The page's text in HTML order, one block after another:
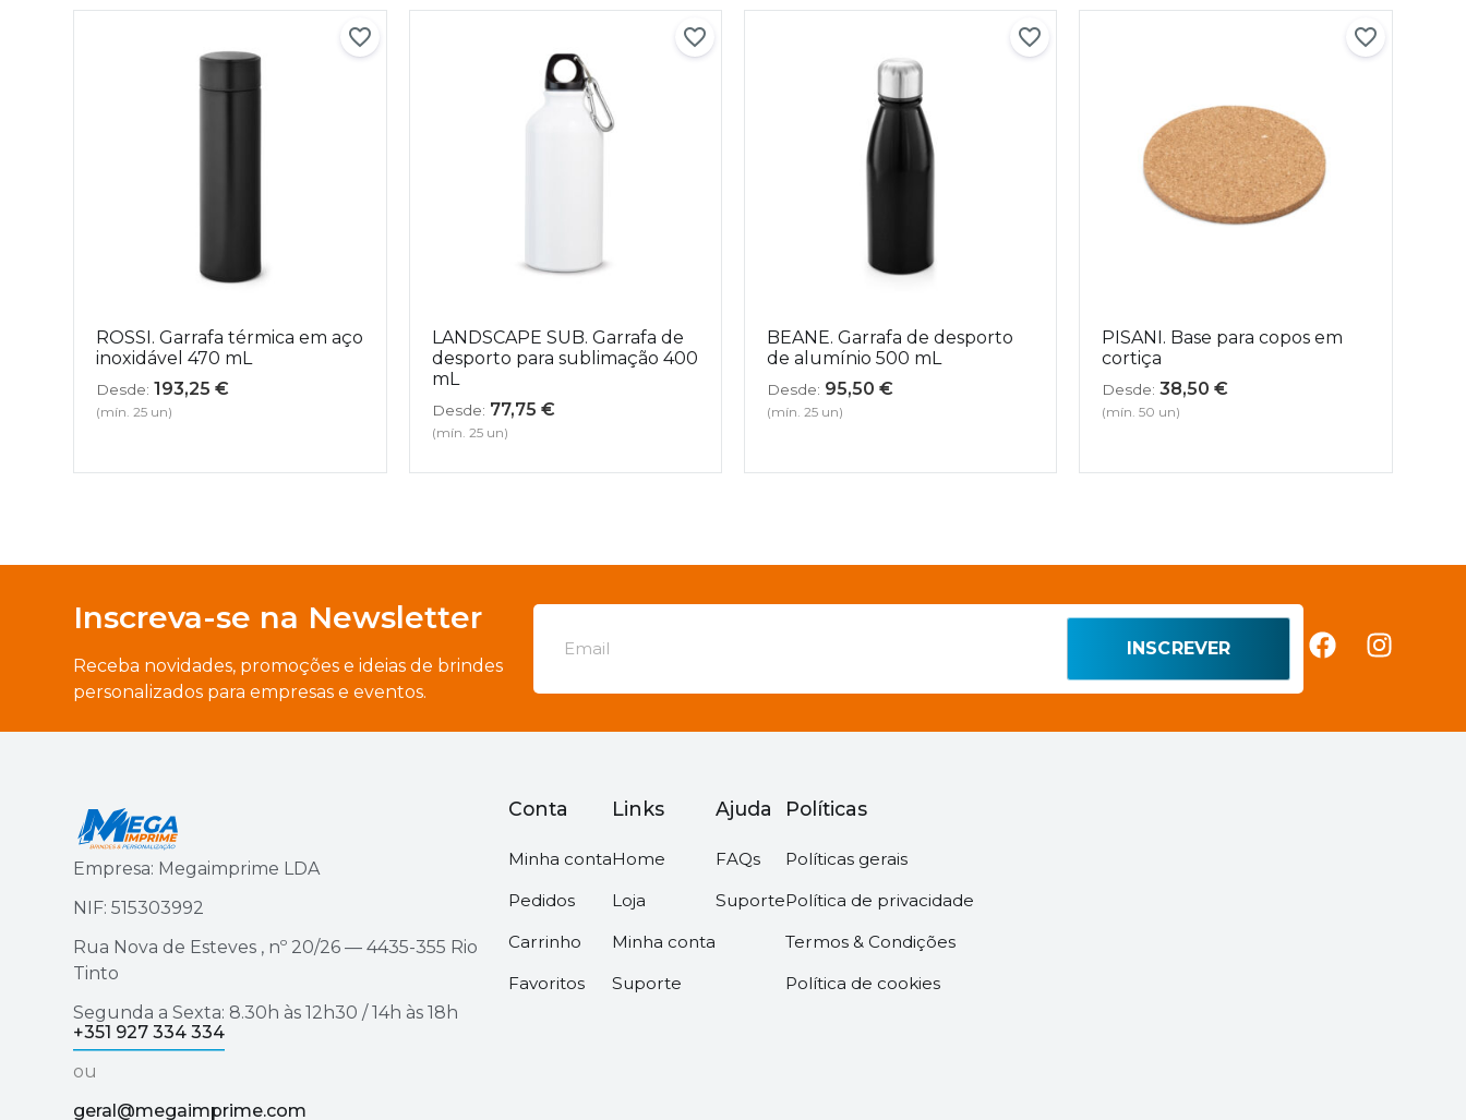
ROSSI. Garrafa térmica em aço
inoxidável 470 mL
Desde: 193,25€
(mín. 25 un)
LANDSCAPE SUB. Garrafa de
desporto para sublimação 400
mL
Desde: 77,75 €
(mín. 25 un)
BEANE. Garrafa de desporto
de alumínio 500 mL
Desde: 95,50 €
(mín. 25 un)
PISANI. Base para copos em
cortiça
Desde: 38,50€
(mín. 50 un)
Inscreva-se na Newsletter
Receba novidades, promoções e ideias de brindes
personalizados para empresas e eventos.
INSCREVER
Empresa: Megaimprime LDA
NIF: 515303992
Rua Nova de Esteves , nº 20/26 — 4435-355 Rio
Tinto
Segunda a Sexta: 8.30h às 12h30 / 14h às 18h
+351 927 334 334
ou
geral@megaimprime.com
Conta
Minha conta
Pedidos
Carrinho
Favoritos
Links
Home
Loja
Minha conta
Suporte
Ajuda
FAQs
Suporte
Políticas
Políticas gerais
Política de privacidade
Termos & Condições
Política de cookies